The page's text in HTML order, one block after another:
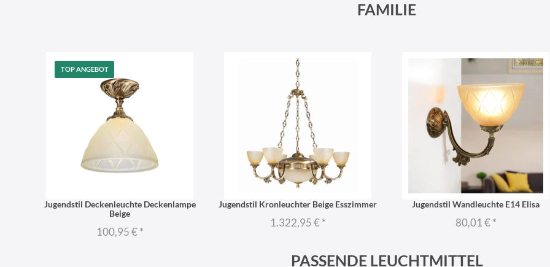
FAMILIE
TOP ANGEBOT
Jugendstil Deckenleuchte Deckenlampe
Beige
100,95 €*
Jugendstil Kronleuchter Beige Esszimmer
1.322,95 €*
Jugendstil Wandleuchte E14 Elisa
80,01 €*
PASSENDE LEUCHTMITTEL